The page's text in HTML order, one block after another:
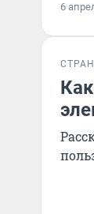
6